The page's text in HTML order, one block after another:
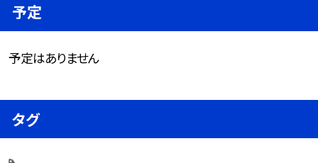
予定
予定はありません
タグ